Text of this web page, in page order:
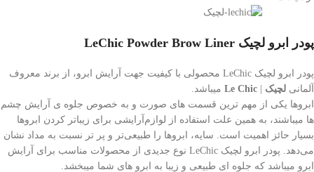
پودر ابرو لچیک LeChic Powder Brow Liner
پودر ابرو لچیک LeChic محصولی با کیفیت جهت آرایش ابرو، از برند معروف
آلمانی لچیک |
Le Chic میباشد.
ابروها یکی از مهم ترین قسمت های صورت و به خصوص جلوه ی آرایش چشم
ها میباشند، به همین علت استفاده از لوازم‌آرایشی برای زیباتر کردن ابروها
بسیار حائز اهمیت است. سایه، ابروها را طبیعی‌تر و پر تر نسبت به مداد نشان
می‌دهد. پودر ابرو لچیک LeChic نوع جدیدی از محصولات مناسب برای آرایش
ابرو میباشد که جلوه ای طبیعی و زیبا به ابرو های شما میبخشد.